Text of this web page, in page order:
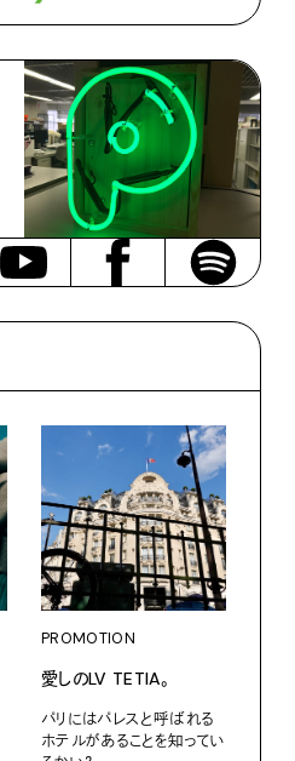
PROMOTION
愛しのLV TETIA。
パリにはパレスと呼ばれる
ホテルがあることを知ってい